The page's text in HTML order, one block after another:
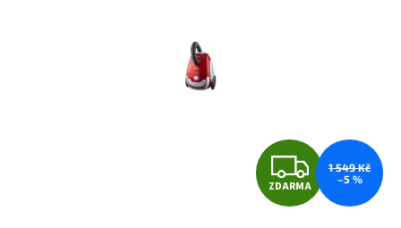
Z
D
ZDARMA
1 549 Kč
–5 %